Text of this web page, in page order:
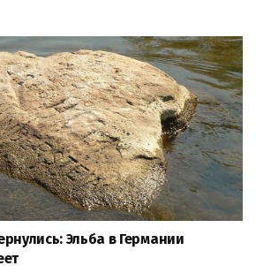
Эльба в Германии